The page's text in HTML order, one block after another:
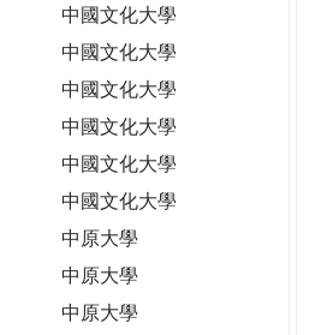
中國文化大學
中國文化大學
中國文化大學
中國文化大學
中國文化大學
中國文化大學
中原大學
中原大學
中原大學